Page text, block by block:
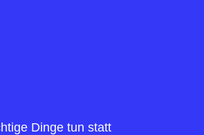
Dinge tun statt